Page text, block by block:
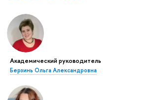
Академический руководитель
Берзинь Ольга Александровна